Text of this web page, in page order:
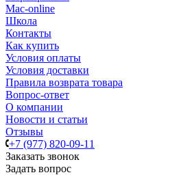
Mac-online
Школа
Контакты
Как купить
Условия оплаты
Условия доставки
Правила возврата товара
Вопрос-ответ
О компании
Новости и статьи
Отзывы
+7 (977) 820-09-11
Заказать звонок
Задать вопрос